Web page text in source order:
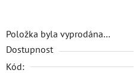
Položka byla vyprodána…
Dostupnost
Kód: